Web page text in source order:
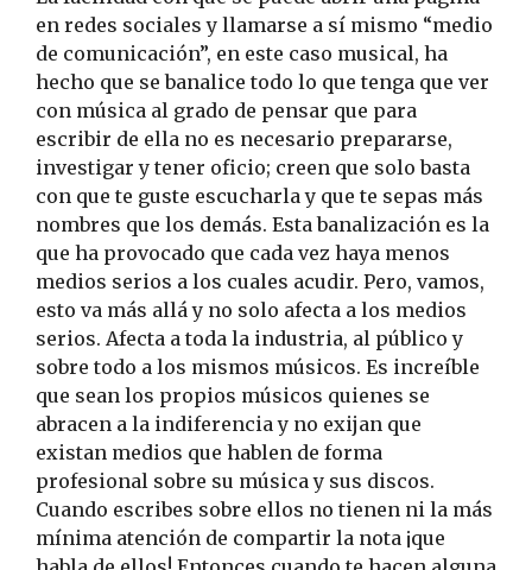
en redes sociales y llamarse a sí mismo “medio
de comunicación”, en este caso musical, ha
hecho que se banalice todo lo que tenga que ver
con música al grado de pensar que para
escribir de ella no es necesario prepararse,
investigar y tener oficio; creen que solo basta
con que te guste escucharla y que te sepas más
nombres que los demás. Esta banalización es la
que ha provocado que cada vez haya menos
medios serios a los cuales acudir. Pero, vamos,
esto va más allá y no solo afecta a los medios
serios. Afecta a toda la industria, al público y
sobre todo a los mismos músicos. Es increíble
que sean los propios músicos quienes se
abracen a la indiferencia y no exijan que
existan medios que hablen de forma
profesional sobre su música y sus discos.
Cuando escribes sobre ellos no tienen ni la más
mínima atención de compartir la nota ¡que